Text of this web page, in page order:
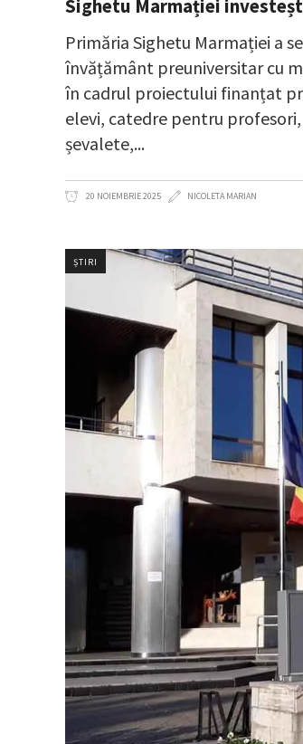
Sighetu Marmației
Primăria Sighetu Marmației a
învățământ preuniversitar cu
în cadrul proiectului finanțat
elevi, catedre pentru
șevalete,
20 NOIEMBRIE 2025 NICOLETA MARIAN
ȘTIRI